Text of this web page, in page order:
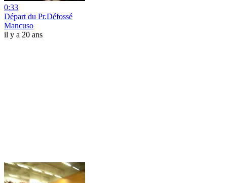
0:33
Départ du Pr.Défossé
Mancuso
il y a 20 ans